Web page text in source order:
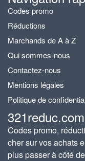
Codes promo
Réductions
Marchands de A à Z
Qui sommes-nous
Contactez-nous
Mentions légales
Politique de
321reduc.com
Codes promo,
cher sur vos achats
plus passer à côté